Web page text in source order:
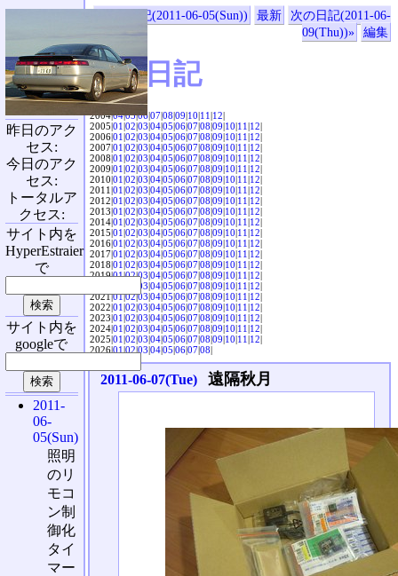
«前の日記(2011-06-05(Sun)) 最新
次の日記(2011-06-
09(Thu))»
編集
SVX日記
2004|04|05|06|07|08|09|10|11|12|
2005|01|02|03|04|05|06|07|08|09|10|11|12|
2006|01|02|03|04|05|06|07|08|09|10|11|12|
2007|01|02|03|04|05|06|07|08|09|10|11|12|
2008|01|02|03|04|05|06|07|08|09|10|11|12|
2009|01|02|03|04|05|06|07|08|09|10|11|12|
2010|01|02|03|04|05|06|07|08|09|10|11|12|
2011|01|02|03|04|05|06|07|08|09|10|11|12|
2012|01|02|03|04|05|06|07|08|09|10|11|12|
2013|01|02|03|04|05|06|07|08|09|10|11|12|
2014|01|02|03|04|05|06|07|08|09|10|11|12|
2015|01|02|03|04|05|06|07|08|09|10|11|12|
2016|01|02|03|04|05|06|07|08|09|10|11|12|
2017|01|02|03|04|05|06|07|08|09|10|11|12|
2018|01|02|03|04|05|06|07|08|09|10|11|12|
2019|01|02|03|04|05|06|07|08|09|10|11|12|
03|04|05|06|07|08|09|10|11|12|
2021|01|02|03|04|05|06|07|08|09|10|11|12|
2022|01|02|03|04|05|06|07|08|09|10|11|12|
2023|01|02|03|04|05|06|07|08|09|10|11|12|
2024|01|02|03|04|05|06|07|08|09|10|11|12|
2025|01|02|03|04|05|06|07|08|09|10|11|12|
2026|01|02|03|04|05|06|07|08|
2011-06-07(Tue) 遠隔秋月
昨日のアク
セス:
今日のアク
セス:
トータルア
クセス:
サイト内を
HyperEstraier
で
サイト内を
googleで
2011-
06-
05(Sun)
照明
のリ
モコ
ン制
御化
タイ
マー